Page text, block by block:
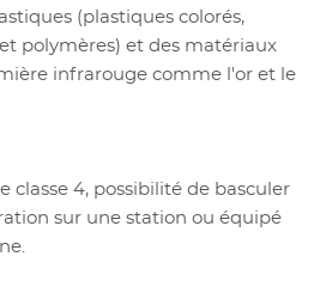
(plastiques colorés,
polymères) et des matériaux
infrarouge comme l'or et le
classe 4, possibilité de basculer
sur une station ou équipé